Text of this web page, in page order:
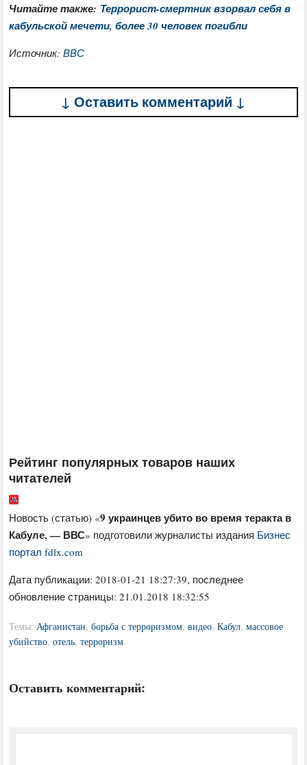
Читайте также: Террорист-смертник взорвал себя в
кабульской мечети, более 30 человек погибли
Источник:ВВС
↓ Оставить комментарий ↓
Рейтинг популярных товаров наших
читателей
Новость (статью) «9 украинцев убито во время теракта в
Кабуле, — ВВС» подготовили журналисты издания Бизнес
портал fdlx.com
Дата публикации:2018-01-21 18:27:39, последнее
обновление страницы: 21.01.2018 18:32:55
Темы: Афганистан,борьба с терроризмом,видео,Кабул,массовое
убийство,отель,терроризм
Оставить комментарий: